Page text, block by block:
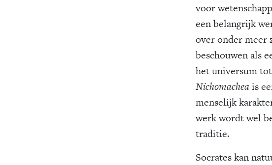
voor
een belangrijk
over onder meer
beschouwen als
het universum
Nichomacheais
menselijk
werk wordt wel
traditie.
Socrates kan